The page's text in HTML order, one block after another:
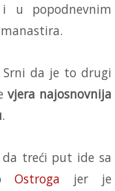
u popodnevnim
Srni da je to drugi
vjera najosnovnija
.
da treći put ide sa
Ostroga jer je